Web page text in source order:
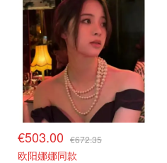
€503.00 €672.35
欧阳娜娜同款